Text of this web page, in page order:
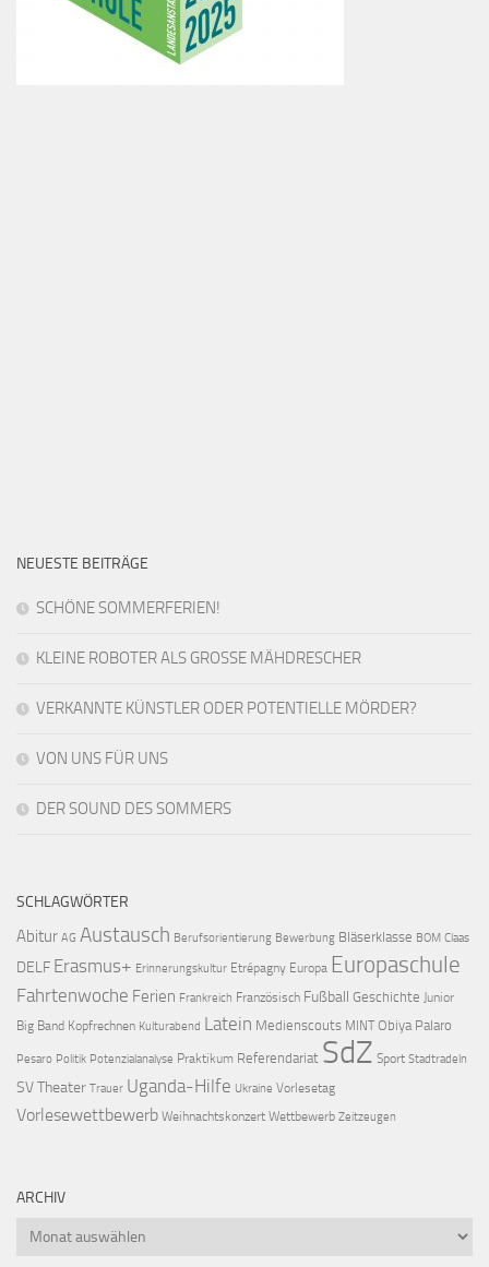
NEUESTE BEITRÄGE
SCHÖNE SOMMERFERIEN!
KLEINE ROBOTER ALS GROSSE MÄHDRESCHER
VERKANNTE KÜNSTLER ODER POTENTIELLE MÖRDER?
VON UNS FÜR UNS
DER SOUND DES SOMMERS
SCHLAGWÖRTER
Abitur AG Austausch Berufsorientierung Bewerbung Bläserklasse BOM Claas
DELF Erasmus+ Erinnerungskultur Etrépagny Europa Europaschule
Fahrtenwoche Ferien Frankreich Französisch Fußball Geschichte Junior
Big Band Kopfrechnen Kulturabend Latein Medienscouts MINT Obiya Palaro
Pesaro Politik Potenzialanalyse Praktikum Referendariat SdZ Sport Stadtradeln
SVTheater Trauer Uganda-Hilfe Ukraine Vorlesetag
Vorlesewettbewerb Weihnachtskonzert Wettbewerb Zeitzeugen
ARCHIV